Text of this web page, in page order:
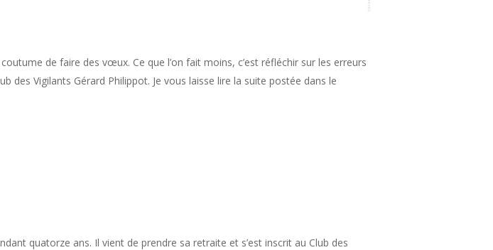
de faire des vœux. Ce que l’on fait moins, c’est réfléchir sur les erreurs
des Vigilants Gérard Philippot. Je vous laisse lire la suite postée dans le
quatorze ans. Il vient de prendre sa retraite et s’est inscrit au Club des